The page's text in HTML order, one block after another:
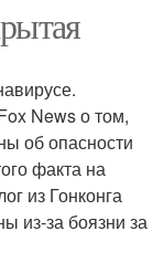
News о том,
об опасности
факта на
из Гонконга
из-за боязни за